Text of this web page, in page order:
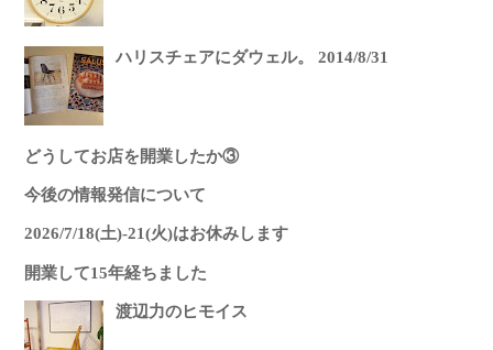
ハリスチェアにダウェル。 2014/8/31
どうしてお店を開業したか③
今後の情報発信について
2026/7/18(土)-21(火)はお休みします
開業して15年経ちました
渡辺力のヒモイス